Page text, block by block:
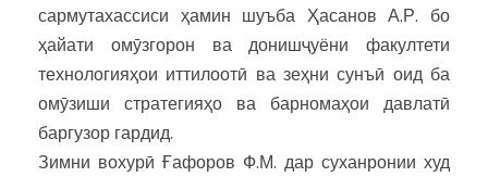
сармутахассиси ҳамин шуъба Ҳасанов А.Р. бо
ҳайати омӯзгорон ва донишҷуёни факултети
технологияҳои иттилоотӣ ва зеҳни сунъӣ оид ба
омӯзиши стратегияҳо ва барномаҳои давлатӣ
баргузор гардид.
Зимни вохурӣ Ғафоров Ф.М. дар суханронии худ